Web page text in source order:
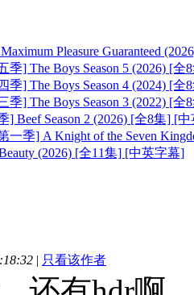
Pleasure Guaranteed
季] The Boys Season 5 (2026) [
季] The Boys Season 4 (2024) [
季] The Boys Season 3 (2022) [
] Beef Season 2 (2026) [全8集] [
一季] A Knight of the Seven
(2026) [全11集] [中英字幕]
| 只看该作者